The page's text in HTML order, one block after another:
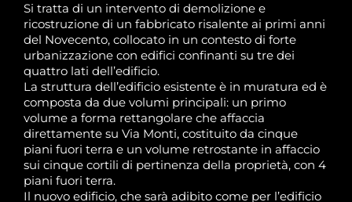
Si tratta di un intervento di demolizione e
ricostruzione di un fabbricato risalente ai primi anni
del Novecento, collocato in un contesto di forte
urbanizzazione con edifici confinanti su tre dei
quattro lati dell’edificio.
La struttura dell’edificio esistente è in muratura ed è
composta da due volumi principali: un primo
volume a forma rettangolare che affaccia
direttamente su Via Monti, costituito da cinque
piani fuori terra e un volume retrostante in affaccio
sui cinque cortili di pertinenza della proprietà, con 4
piani fuori terra.
Il nuovo edificio, che sarà adibito come per l’edificio